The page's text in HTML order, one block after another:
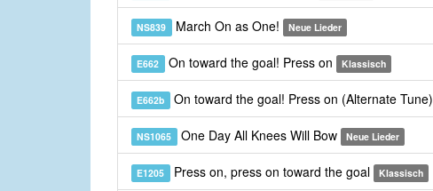
NS839 March On as One! Neue Lieder
E662 On toward the goal! Press on Klassisch
E662b On toward the goal! Press on (Alternate Tune)
NS1065 One Day All Knees Will Bow Neue Lieder
E1205 Press on, press on toward the goal Klassisch